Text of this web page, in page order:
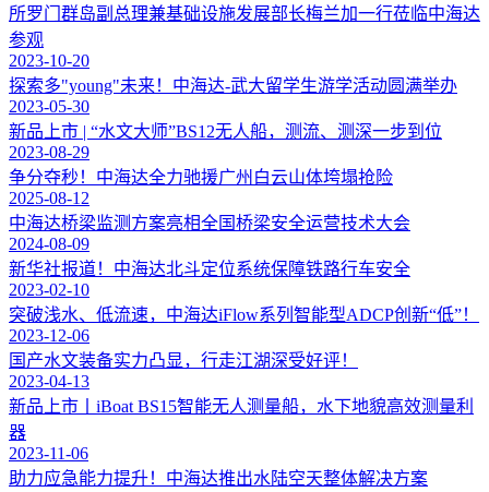
所罗门群岛副总理兼基础设施发展部长梅兰加一行莅临中海达
参观
2023-10-20
探索多"young"未来！中海达-武大留学生游学活动圆满举办
2023-05-30
新品上市 | “水文大师”BS12无人船，测流、测深一步到位
2023-08-29
争分夺秒！中海达全力驰援广州白云山体垮塌抢险
2025-08-12
中海达桥梁监测方案亮相全国桥梁安全运营技术大会
2024-08-09
新华社报道！中海达北斗定位系统保障铁路行车安全
2023-02-10
突破浅水、低流速，中海达iFlow系列智能型ADCP创新“低”！
2023-12-06
国产水文装备实力凸显，行走江湖深受好评！
2023-04-13
新品上市丨iBoat BS15智能无人测量船，水下地貌高效测量利
器
2023-11-06
助力应急能力提升！中海达推出水陆空天整体解决方案